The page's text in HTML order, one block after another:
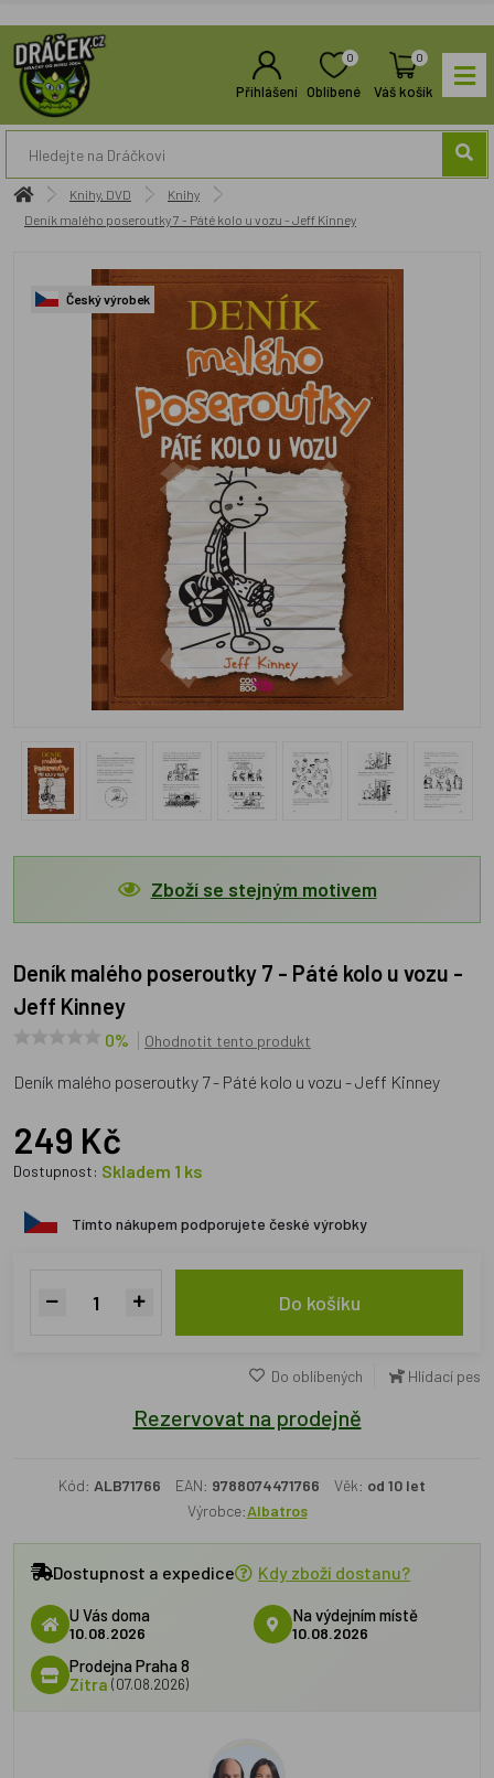
Přihlášení
0
Oblíbené
0
Váš košík
Knihy, DVD
Knihy
Deník malého poseroutky 7 - Páté kolo u vozu - Jeff Kinney
Český výrobek
Zboží se stejným motivem
Deník malého poseroutky 7 - Páté kolo u vozu -
Jeff Kinney
0% Ohodnotit tento produkt
Deník malého poseroutky 7 - Páté kolo u vozu - Jeff Kinney
249 Kč
Dostupnost: Skladem 1 ks
Tímto nákupem podporujete české výrobky
Do košíku
Do oblíbených Hlídací pes
Rezervovat na prodejně
Kód: ALB71766 EAN: 9788074471766 Věk: od 10 let
Výrobce:Albatros
Dostupnost a expedice Kdy zboží dostanu?
U Vás doma
10.08.2026
Na výdejním místě
10.08.2026
Prodejna Praha 8
Zítra (07.08.2026)